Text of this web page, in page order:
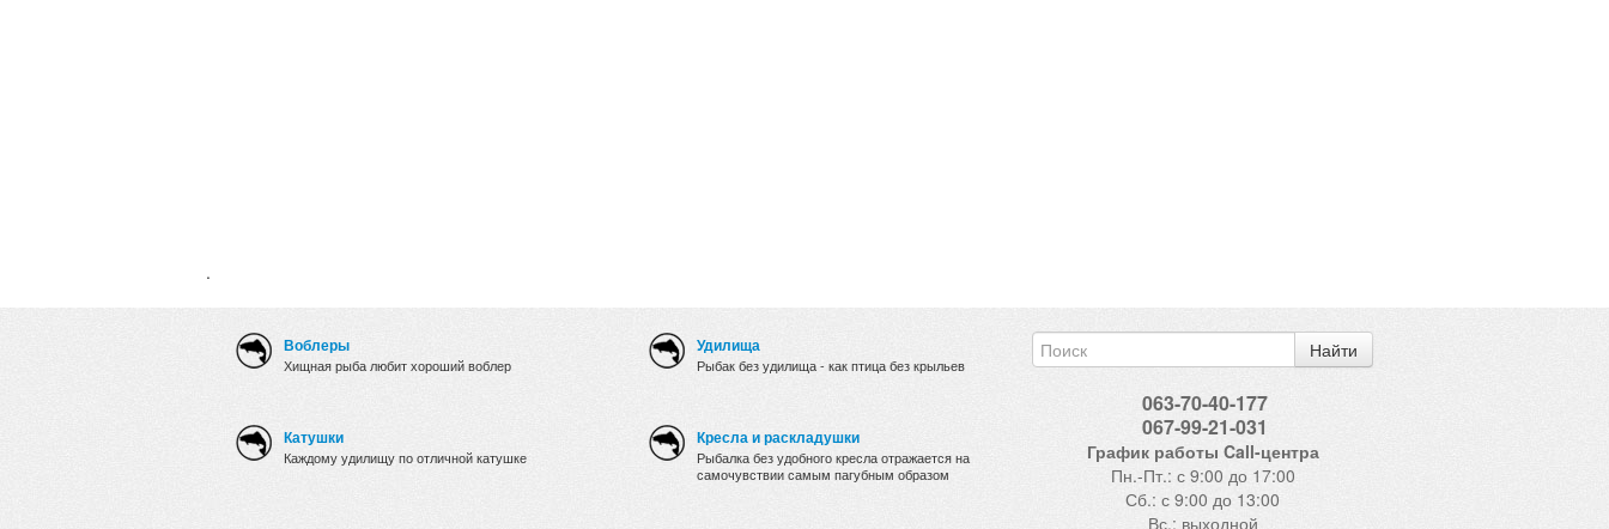
.
Воблеры
Хищная рыба любит хороший воблер
Катушки
Каждому удилищу по отличной катушке
Удилища
Рыбак без удилища - как птица без крыльев
Кресла и раскладушки
Рыбалка без удобного кресла отражается на
самочувствии самым пагубным образом
Найти
063-70-40-177
067-99-21-031
График работы Call-центра
Пн.-Пт.: с 9:00 до 17:00
Сб.: с 9:00 до 13:00
Вс.: выходной